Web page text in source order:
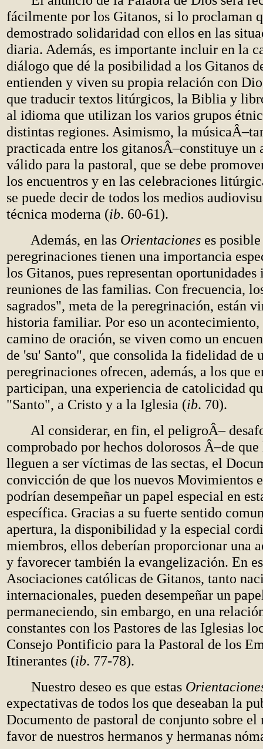
fácilmente por los Gitanos, si lo proclaman
demostrado solidaridad con ellos en las
diaria. Además, es importante incluir en la
diálogo que dé la posibilidad a los Gitanos
entienden y viven su propia relación con
que traducir textos litúrgicos, la Biblia y
al idioma que utilizan los varios grupos
distintas regiones. Asimismo, la
practicada entre los gitanosÂ–constituye un
válido para la pastoral, que se debe
los encuentros y en las celebraciones
se puede decir de todos los medios
técnica moderna (ib. 60-61).
Además, en las Orientaciones es
peregrinaciones tienen una importancia
los Gitanos, pues representan oportunidades
reuniones de las familias. Con frecuencia,
sagrados", meta de la peregrinación, están
historia familiar. Por eso un
camino de oración, se viven como un
de 'su' Santo", que consolida la fidelidad de
peregrinaciones ofrecen, además, a los que
participan, una experiencia de catolicidad
"Santo", a Cristo y a la Iglesia (ib. 70).
Al considerar, en fin, el peligroÂ–
comprobado por hechos dolorosos Â–de
lleguen a ser víctimas de las sectas, el
convicción de que los nuevos Movimientos
podrían desempeñar un papel especial en
específica. Gracias a su fuerte sentido
apertura, la disponibilidad y la especial
miembros, ellos deberían proporcionar una
y favorecer también la evangelización. En
Asociaciones católicas de Gitanos, tanto
internacionales, pueden desempeñar un
permaneciendo, sin embargo, en una
constantes con los Pastores de las Iglesias
Consejo Pontificio para la Pastoral de los
Itinerantes (ib. 77-78).
Nuestro deseo es que estas
expectativas de todos los que deseaban la
Documento de pastoral de conjunto sobre
favor de nuestros hermanos y hermanas